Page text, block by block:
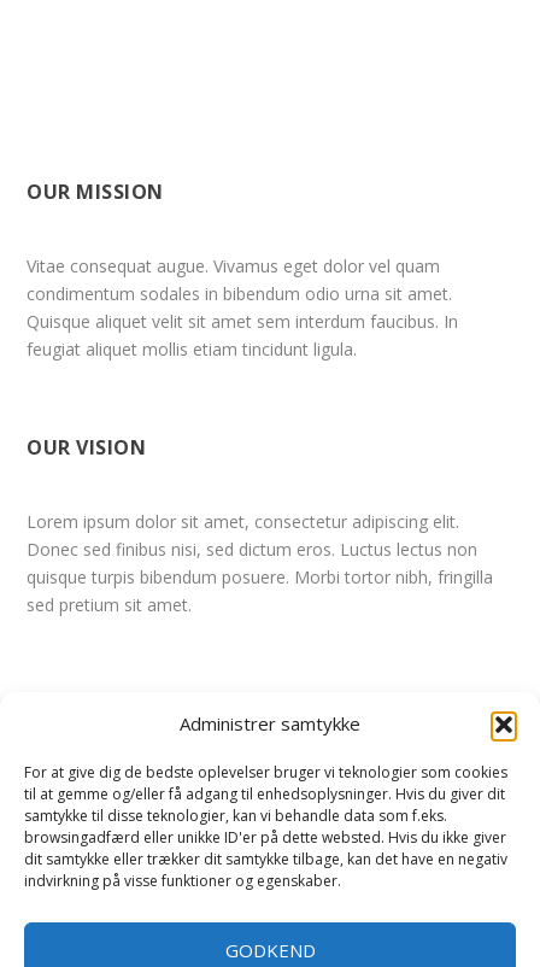
Administrer samtykke
For at give dig de bedste oplevelser bruger vi teknologier som cookies
til at gemme og/eller få adgang til enhedsoplysninger. Hvis du giver dit
samtykke til disse teknologier, kan vi behandle data som f.eks.
browsingadfærd eller unikke ID'er på dette websted. Hvis du ikke giver
dit samtykke eller trækker dit samtykke tilbage, kan det have en negativ
indvirkning på visse funktioner og egenskaber.
GODKEND
OUR MISSION
Vitae consequat augue. Vivamus eget dolor vel quam
condimentum sodales in bibendum odio urna sit amet.
Quisque aliquet velit sit amet sem interdum faucibus. In
feugiat aliquet mollis etiam tincidunt ligula.
OUR VISION
Lorem ipsum dolor sit amet, consectetur adipiscing elit.
Donec sed finibus nisi, sed dictum eros. Luctus lectus non
quisque turpis bibendum posuere. Morbi tortor nibh, fringilla
sed pretium sit amet.
In non pulvinar purus. Curabitur nisi odio, blandit et elit at,
suscipit pharetra efficitur elit. Nisl massa, ultrices vitae ornare
sit amet, ultricies eget orci. Sed vitae nulla et justo
pellentesque congue nec eu risus.